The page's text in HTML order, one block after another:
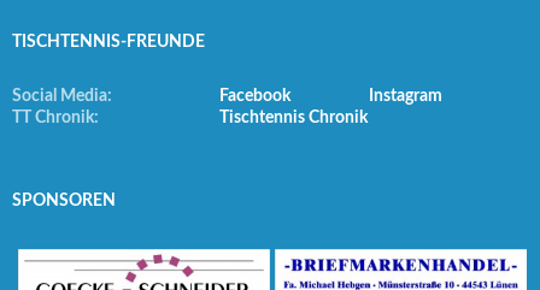
TISCHTENNIS-FREUNDE
Social Media: Facebook
Instagram
TT Chronik:
Tischtennis Chronik
SPONSOREN